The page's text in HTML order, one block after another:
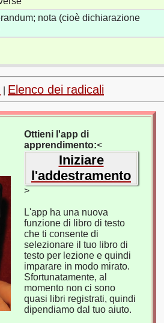
nota (cioè dichiarazione
Elenco dei radicali
Ottieni l'app di
apprendimento:<
Iniziare
l'addestramento
>
L'app ha una nuova
funzione di libro di testo
che ti consente di
selezionare il tuo libro di
testo per lezione e quindi
imparare in modo mirato.
Sfortunatamente, al
momento non ci sono
quasi libri registrati, quindi
dipendiamo dal tuo aiuto.